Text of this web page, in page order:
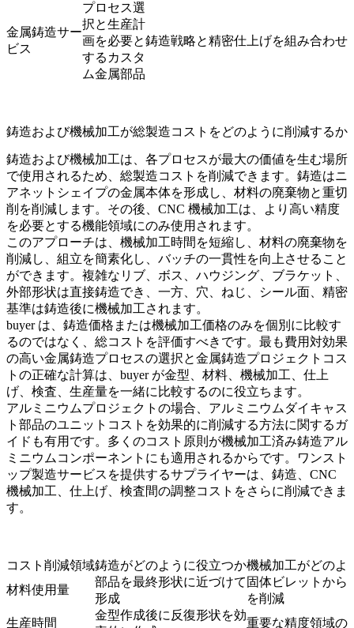
金属鋳造サー
ビス
プロセス選
択と生産計
画を必要と
するカスタ
ム金属部品
鋳造戦略と精密仕上げを組み合わせ
鋳造および機械加工が総製造コストをどのように削減するか
鋳造および機械加工は、各プロセスが最大の価値を生む場所
で使用されるため、総製造コストを削減できます。鋳造はニ
アネットシェイプの金属本体を形成し、材料の廃棄物と重切
削を削減します。その後、CNC 機械加工は、より高い精度
を必要とする機能領域にのみ使用されます。
このアプローチは、機械加工時間を短縮し、材料の廃棄物を
削減し、組立を簡素化し、バッチの一貫性を向上させること
ができます。複雑なリブ、ボス、ハウジング、ブラケット、
外部形状は直接鋳造でき、一方、穴、ねじ、シール面、精密
基準は鋳造後に機械加工されます。
buyer は、鋳造価格または機械加工価格のみを個別に比較す
るのではなく、総コストを評価すべきです。 最も費用対効果
の高い金属鋳造プロセスの選択と金属鋳造プロジェクトコス
トの正確な計算は、buyer が金型、材料、機械加工、仕上
げ、検査、生産量を一緒に比較するのに役立ちます。
アルミニウムプロジェクトの場合、 アルミニウムダイキャス
ト部品のユニットコストを効果的に削減する方法に関するガ
イドも有用です。多くのコスト原則が機械加工済み鋳造アル
ミニウムコンポーネントにも適用されるからです。
ワンスト
ップ製造サービス を提供するサプライヤーは、鋳造、CNC
機械加工、仕上げ、検査間の調整コストをさらに削減できま
す。
コスト削減領域鋳造がどのように役立つか機械加工がどのよ
材料使用量
部品を最終形状に近づけて
形成
固体ビレットから
を削減
生産時間
金型作成後に反復形状を効
重要な精度領域の